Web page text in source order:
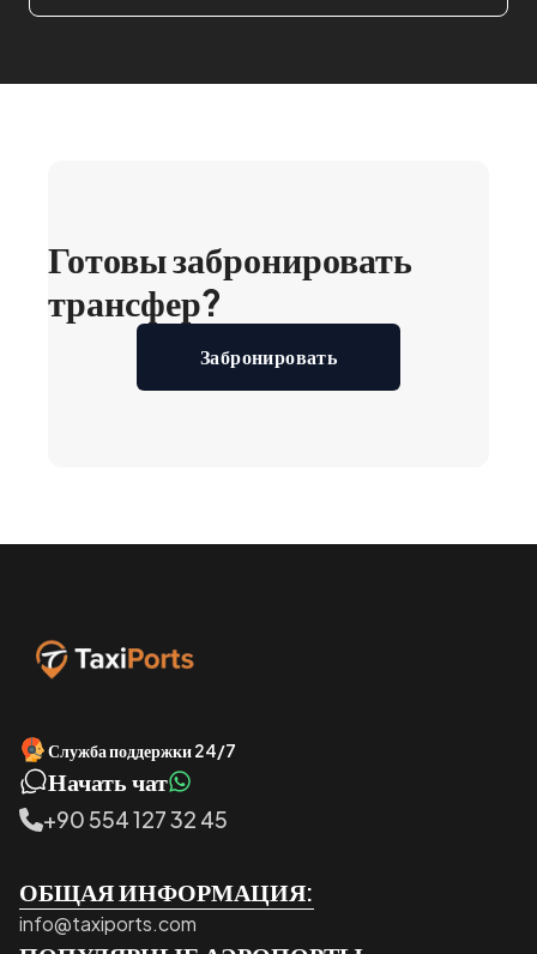
Готовы забронировать
трансфер?
Забронировать
Служба поддержки 24/7
Начать чат
+90 554 127 32 45
ОБЩАЯ ИНФОРМАЦИЯ:
info@taxiports.com